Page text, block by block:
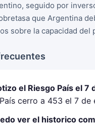
seguido por
que Argentina
sobre la capacidad del
el Riesgo País el 7
cerro a 453 el 7 de
ver el historico